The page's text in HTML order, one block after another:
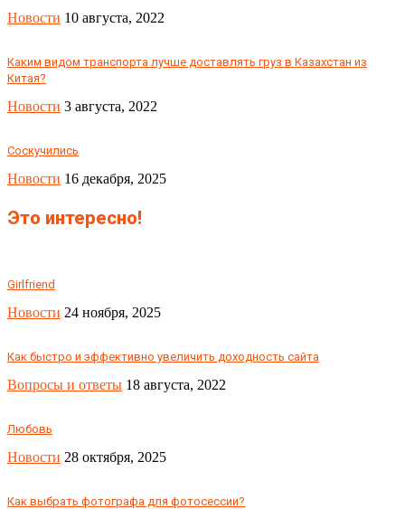
Новости 10 августа, 2022
Каким видом транспорта лучше доставлять груз в Казахстан из
Китая?
Новости 3 августа, 2022
Соскучились
Новости 16 декабря, 2025
Это интересно!
Girlfriend
Новости 24 ноября, 2025
Как быстро и эффективно увеличить доходность сайта
Вопросы и ответы 18 августа, 2022
Любовь
Новости 28 октября, 2025
Как выбрать фотографа для фотосессии?